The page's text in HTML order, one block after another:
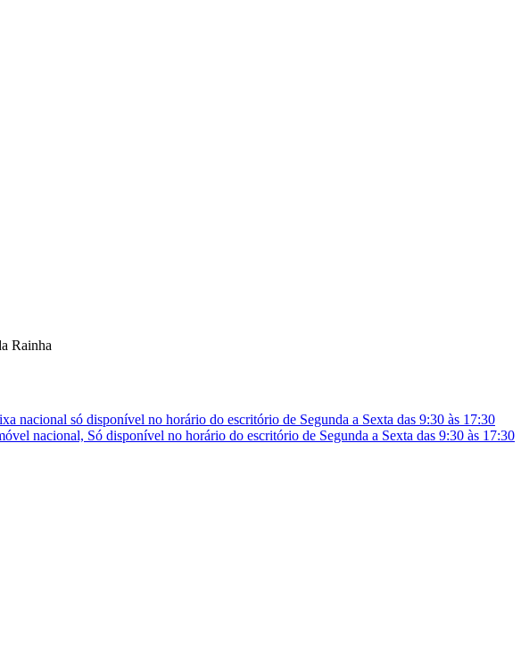
Rainha
nacional só disponível no horário do escritório de Segunda a Sexta das 9:30 às 17:30
nacional, Só disponível no horário do escritório de Segunda a Sexta das 9:30 às 17:30